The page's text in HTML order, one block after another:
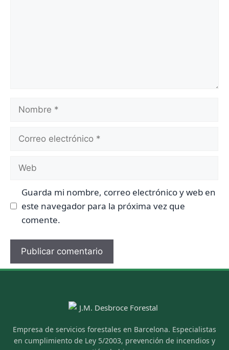
Nombre
Correo
Web
Guarda mi nombre, correo electrónico y web en
este navegador para la próxima vez que
comente.
Empresa de servicios forestales en Barcelona. Especialistas
en cumplimiento de Ley 5/2003, prevención de incendios y